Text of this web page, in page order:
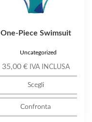
One-Piece Swimsuit
Uncategorized
35,00 € IVA INCLUSA
Scegli
Confronta